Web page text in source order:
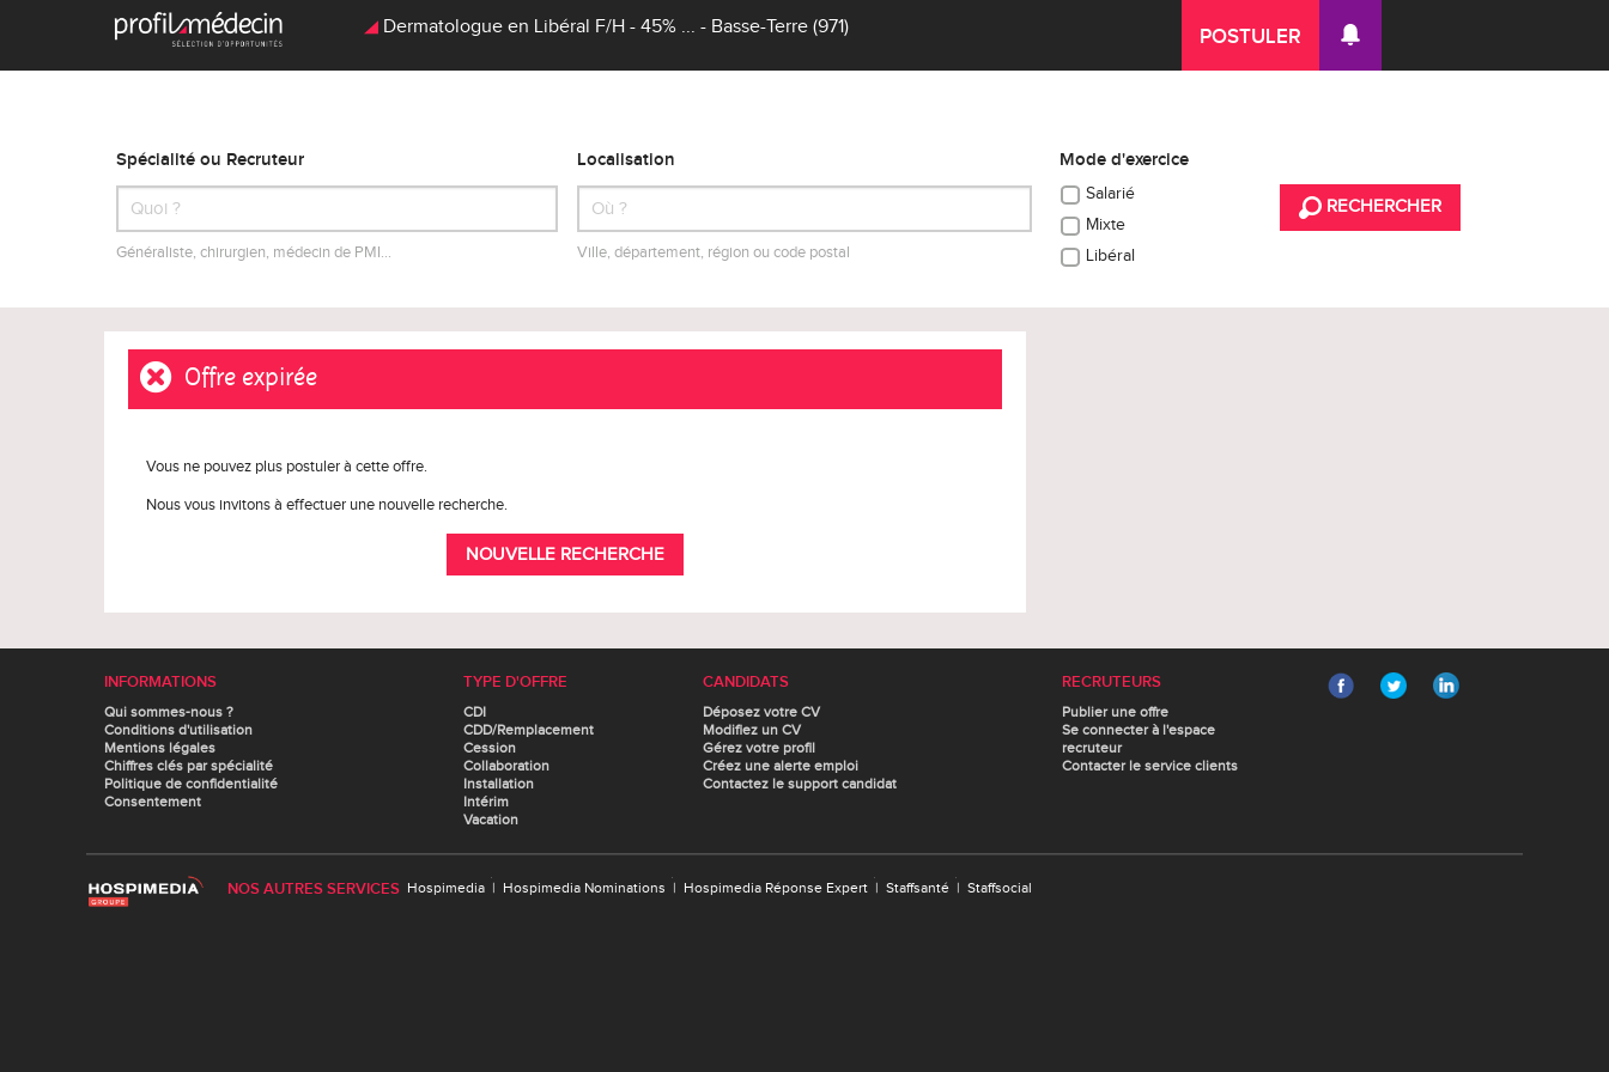
Dermatologue en Libéral F/H - 45% ... - Basse-Terre (971) POSTULER
Spécialité ou Recruteur
Généraliste, chirurgien, médecin de PMI…
Localisation
Ville, département, région ou code postal
Mode d'exercice
Salarié
Mixte
Libéral
RECHERCHER
Offre expirée
Vous ne pouvez plus postuler à cette offre.
Nous vous invitons à effectuer une nouvelle recherche.
NOUVELLE RECHERCHE
INFORMATIONS
Qui sommes-nous ?
Conditions d'utilisation
Mentions légales
Chiffres clés par spécialité
Politique de confidentialité
Consentement
TYPE D'OFFRE
CDI
CDD/Remplacement
Cession
Collaboration
Installation
Intérim
Vacation
CANDIDATS
Déposez votre CV
Modifiez un CV
Gérez votre profil
Créez une alerte emploi
Contactez le support candidat
RECRUTEURS
Publier une offre
Se connecter à l'espace
recruteur
Contacter le service clients
NOS AUTRES SERVICES Hospimedia | Hospimedia Nominations | Hospimedia Réponse Expert | Staffsanté | Staffsocial